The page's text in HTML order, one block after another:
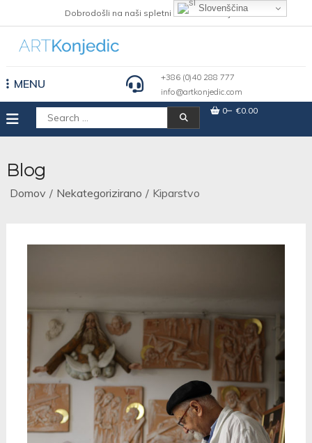
to
content
Dobrodošli na naši spletni strani Art Konjedic
MENU
+386 (0)40 288 777
info@artkonjedic.com
Išči: 0 €0.00
Blog
Domov Nekategorizirano Kiparstvo
Slovenščina